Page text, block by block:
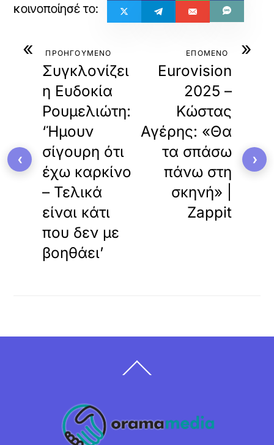
« ΠΡΟΗΓΟΥΜΕΝΟ
Συγκλονίζει
η Ευδοκία
Ρουμελιώτη:
‘Ήμουν
σίγουρη ότι
έχω καρκίνο
– Τελικά
είναι κάτι
που δεν με
βοηθάει’
»
ΕΠΟΜΕΝΟ
Eurovision
2025 –
Κώστας
Αγέρης: «Θα
τα σπάσω
πάνω στη
σκηνή» |
Zappit
Back
To
‹ ›